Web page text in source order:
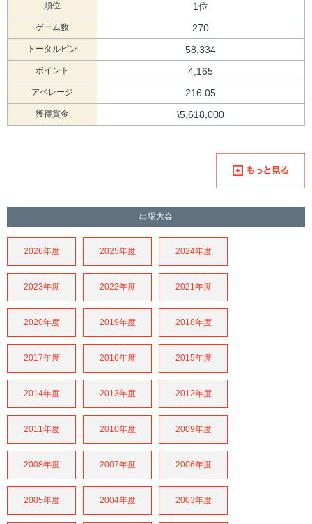
順位 1位
ゲーム数 270
トータルピン 58,334
ポイント 4,165
アベレージ 216.05
獲得賞金 \5,618,000
出場大会
2026年度 2025年度 2024年度
2023年度 2022年度 2021年度
2020年度 2019年度 2018年度
2017年度 2016年度 2015年度
2014年度 2013年度 2012年度
2011年度 2010年度 2009年度
2008年度 2007年度 2006年度
2005年度 2004年度 2003年度